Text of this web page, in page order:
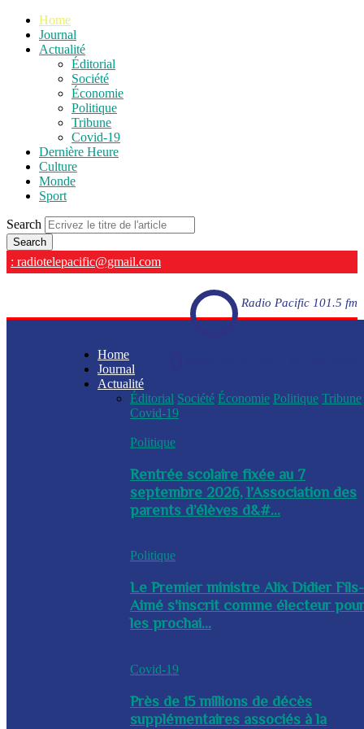
Home
Journal
Actualité
Éditorial
Société
Économie
Politique
Tribune
Covid-19
Dernière Heure
Culture
Monde
Sport
Search
: radiotelepacific@gmail.com
Radio Pacific 101.5 fm
Home
Journal
Actualité
Éditorial Société Économie Politique Tribune
Covid-19
Politique
Rentrée scolaire fixée au 7
septembre 2026, l’Association des
parents d’élèves d&#...
Politique
Le Premier ministre Alix Didier Fils-
Aimé s'inscrit comme électeur
les prochai...
Covid-19
Près de 15 millions de décès
supplémentaires associés à la